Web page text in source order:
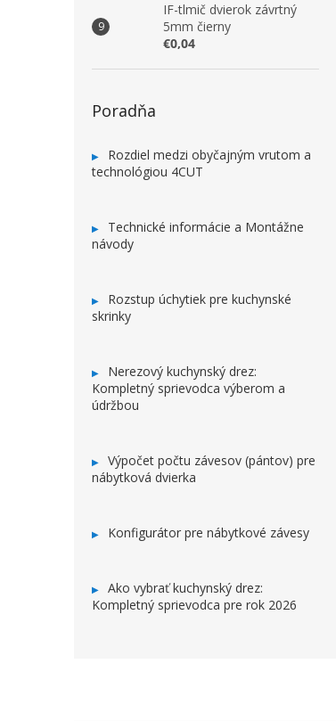
IF-tlmič dvierok závrtný
5mm čierny
€0,04
Poradňa
Rozdiel medzi obyčajným vrutom a
technológiou 4CUT
Technické informácie a Montážne
návody
Rozstup úchytiek pre kuchynské
skrinky
Nerezový kuchynský drez:
Kompletný sprievodca výberom a
údržbou
Výpočet počtu závesov (pántov) pre
nábytková dvierka
Konfigurátor pre nábytkové závesy
Ako vybrať kuchynský drez:
Kompletný sprievodca pre rok 2026